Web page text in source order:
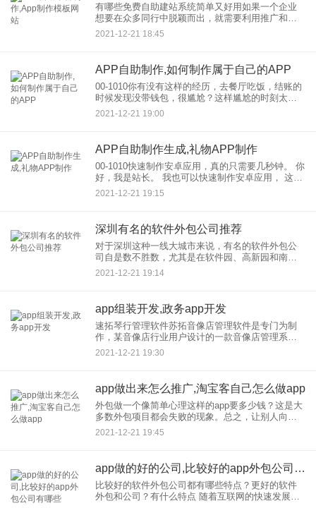
有哪些免费自助建站系统简单又好用如果一个企业
想要在众多同行中脱颖而出，就需要利用推广和营
销策略，而建立网站是一个快速的方法。随着互联
网的发展，许多企业都建立了自己的网站，其中企
2021-12-21 18:45
APP自助制作,如何制作属于自己的APP
00-1010你有没有这样的经历，去餐厅吃饭，结账的
时候发现没带钱包，很尴尬？这样尴尬的时刻太多
了。随着时代的进步，即使出门忘记带钱包，如话
费充值、扫码支付、网购等。只要是自己想做的事
2021-12-21 19:00
APP自助制作生成,礼物APP制作
00-1010快速制作安卓应用，真的只需要几秒钟。 你
好，我是站长。 我也可以快速制作安卓应用， 这几
年我用了很多平台，制作App。 使用它， 1.这个网
站不需要编程和代码，
2021-12-21 19:15
深圳有名的软件外包公司推荐
对于深圳这种一线大城市来说，有名的软件外包公
司自是数不胜数，尤其是在软件园、高新园和南山
软件基地这些地方更是，那么有没有值得推荐的
呢？ 今天给大家推荐一家深圳ap
2021-12-21 19:14
app组装开发,政务app开发
速拓琴行管理软件苏拓音像店管理软件是专门为制
作，某音像店行业用户设计的一款音像店管理系
统。在开发，工作了16年后，该软件为用户提供了
许多强大且常用的功能，如采购管理、发货管理、
2021-12-21 19:30
app做出来怎么推广,淘宝客自己怎么做app
外包做一个像简单心理这样的app要多少钱？这是大
多数外包项目都会失败的现象。总之，让别人向价
格，汇报开发人事不知道具体需求是什么，如何给
你准确的价格；这只会有两个后果。1.就报个低价，
2021-12-21 19:45
app做的好的公司,比较好的app外包公司有哪些
比较好的软件外包公司都有哪些特点？更好的软件
外包和公司？有什么特点 随着互联网的快速发展，